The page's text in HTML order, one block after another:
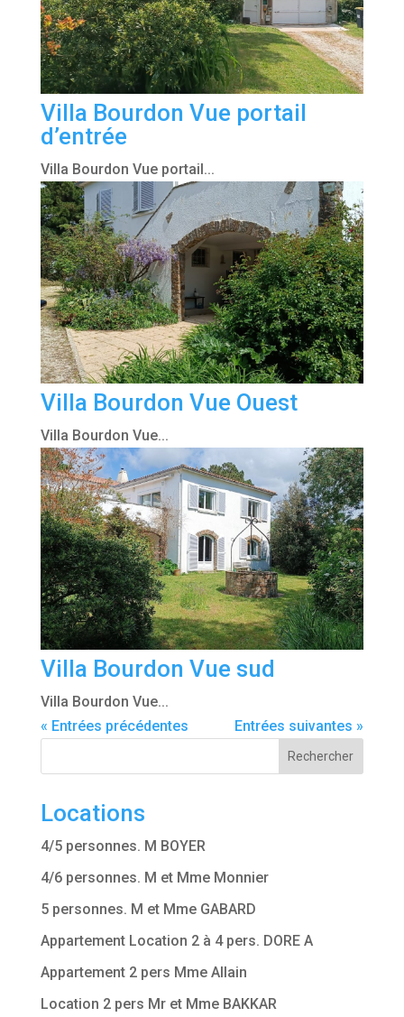
Villa Bourdon Vue portail
d’entrée
Villa Bourdon Vue portail...
Villa Bourdon Vue Ouest
Villa Bourdon Vue...
Villa Bourdon Vue sud
Villa Bourdon Vue...
« Entrées précédentes
Entrées suivantes »
Rechercher
Locations
4/5 personnes. M BOYER
4/6 personnes. M et Mme Monnier
5 personnes. M et Mme GABARD
Appartement Location 2 à 4 pers. DORE A
Appartement 2 pers Mme Allain
Location 2 pers Mr et Mme BAKKAR